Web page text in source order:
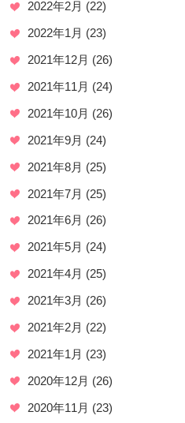
2022年2月 (22)
2022年1月 (23)
2021年12月 (26)
2021年11月 (24)
2021年10月 (26)
2021年9月 (24)
2021年8月 (25)
2021年7月 (25)
2021年6月 (26)
2021年5月 (24)
2021年4月 (25)
2021年3月 (26)
2021年2月 (22)
2021年1月 (23)
2020年12月 (26)
2020年11月 (23)